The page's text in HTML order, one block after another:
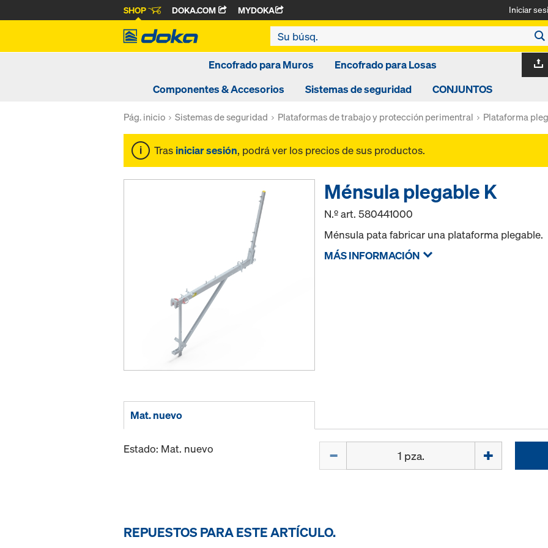
SHOP DOKA.COM MYDOKA Iniciar
Encofrado para Muros
Encofrado para Losas
Componentes & Accesorios
Sistemas de seguridad CONJUNTOS
Pág. inicio Sistemas de seguridad Plataformas de trabajo y protección perimentral Plataforma
Tras iniciar sesión, podrá ver los precios de sus productos.
Ménsula plegable K
N.º art.580441000
Ménsula pata fabricar una plataforma plegable.
MÁS INFORMACIÓN
Mat. nuevo
Estado: Mat. nuevo
REPUESTOS PARA ESTE ARTÍCULO.